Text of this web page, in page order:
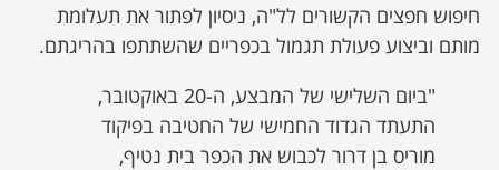
חיפוש חפצים הקשורים לל"ה, ניסיון לפתור את תעלומת
מותם וביצוע פעולת תגמול בכפריים שהשתתפו בהריגתם.
"ביום השלישי של המבצע, ה-20 באוקטובר,
התעתד הגדוד החמישי של החטיבה בפיקוד
מוריס בן דרור לכבוש את הכפר בית נטיף,